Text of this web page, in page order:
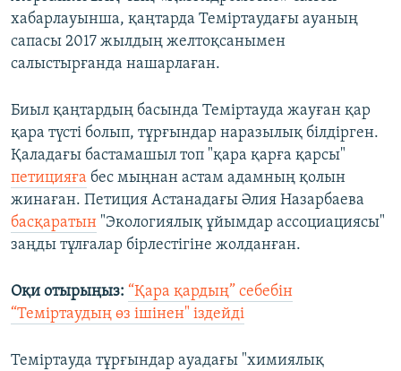
хабарлауынша, қаңтарда Теміртаудағы ауаның
сапасы 2017 жылдың желтоқсанымен
салыстырғанда нашарлаған.
Биыл қаңтардың басында Теміртауда жауған қар
қара түсті болып, тұрғындар наразылық білдірген.
Қаладағы бастамашыл топ "қара қарға қарсы"
петицияға бес мыңнан астам адамның қолын
жинаған. Петиция Астанадағы Әлия Назарбаева
басқаратын "Экологиялық ұйымдар ассоциациясы"
заңды тұлғалар бірлестігіне жолданған.
Оқи отырыңыз: “Қара қардың” себебін
“Теміртаудың өз ішінен" іздейді
Теміртауда тұрғындар ауадағы "химиялық